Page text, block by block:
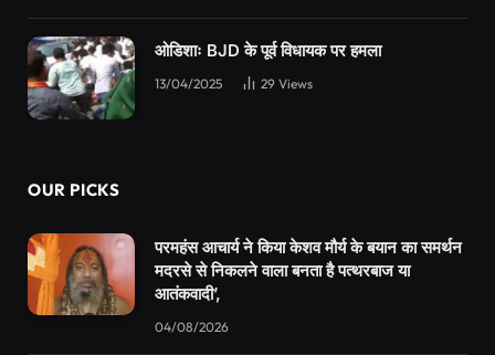
ओडिशाः BJD के पूर्व विधायक पर हमला
13/04/2025 29 Views
OUR PICKS
परमहंस आचार्य ने किया केशव मौर्य के बयान का समर्थन
मदरसे से निकलने वाला बनता है पत्थरबाज या
आतंकवादी’,
04/08/2026